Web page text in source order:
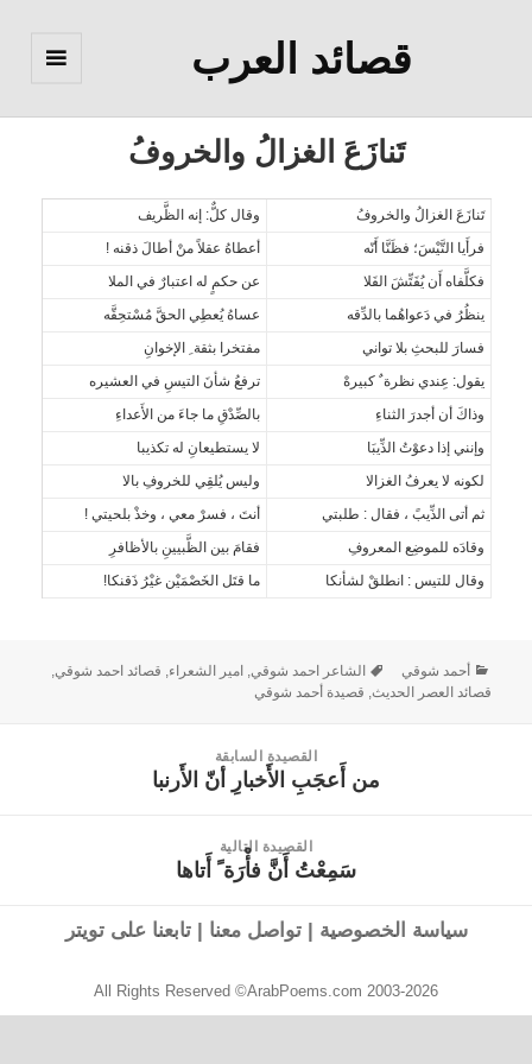
قصائد العرب
تَنازَعَ الغزالُ والخروفُ
تَنازَعَ الغزالُ والخروفُ
وقال كلٌّ: إنه الظَّريف
فرأَيا التَّيْسَ؛ فظَنَّا أَنّه
أعطاهُ عقلاً منْ أطالَ ذقنه !
فكلَّفاه أَن يُفَتِّشَ الفَلا
عن حكمٍ له اعتبارٌ في الملا
ينظُرُ في دَعواهُما بالدِّقه
عساهُ يُعطِي الحقَّ مُسْتحِقَّه
فسارَ للبحثِ بلا تواني
مفتخرا بثقة ِ الإخوانِ
يقول: عِندي نظرة ٌ كبيرهْ
ترفعُ شأنَ التيسِ في العشيره
وذاكَ أن أجدرَ الثناءِ
بالصِّدْقِ ما جاءَ من الأَعداءِ
وإنني إذا دعوْتُ الذِّيبَا
لا يستطيعانِ له تكذيبا
لكونه لا يعرفُ الغزالا
وليس يُلقِي للخروفِ بالا
ثم أتى الذِّيبً ، فقال : طلبتي
أنتَ ، فسرْ معي ، وخذْ بلحيتي !
وقادَه للموضِع المعروفِ
فقامَ بين الظَّبيينِ بالأظافرِ
وقال للتيس : انطلقْ لشأنكا
ما قتَل الخَصْمَيْن غيْرُ ذَقنكا!
أحمد شوقي الشاعر احمد شوقي, امير الشعراء, قصائد احمد شوقي,
قصائد العصر الحديث, قصيدة أحمد شوقي
القصيدة السابقة
من أَعجَبِ الأَخبارِ أنّ الأَرنبا
القصيدة التالية
سَمِعْتُ أَنَّ فأْرَة ً أَتاها
سياسة الخصوصية |تواصل معنا |تابعنا على تويتر
All Rights Reserved ©ArabPoems.com 2003-2026